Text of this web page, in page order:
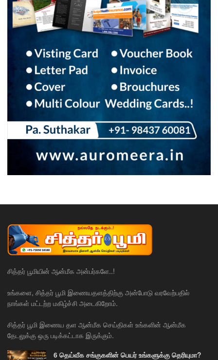
சித்தர் பூமியின் ஆன்மீக அன்பர்களே..!
உங்களை, சித்தர் பூமி இணையதளத்திற்கு அன்போடு வரவேற்பதில்
நாங்கள் மட்டற்ற மகிழ்ச்சி அடைகிறோம்.
சித்தர் பூமி இணைய தள ஆன்மீக செய்திகள் உங்களின் ஆன்மீக
தேடலுக்கு ஒரு படிக்கட்டாக இருக்கும்.
6 தெய்வீக சங்குகளின் பெயர் உங்களுக்கு தெரியுமா?